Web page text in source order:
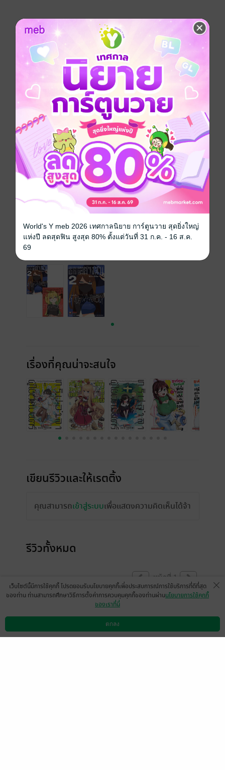
แม่มดอัจฉริยะที่ 1 หมื่นปีจะมี 1 คน กลับหมดสิ้นพลังเวท!?
ถึงเจ็บปวดนิดหน่อยที่ถูกพลังเวททอดทิ้ง แต่นี่เป็นเรื่องราว
กรรมตามสนองแบบบูมเมอแรงเลิฟคอมมิดี้ ของอดีตแม่มด
อัจฉริยะที่ไม่ยอมปล่อยวาง!
การ์ตูนญี่ปุ่น ตลก แม่มด / พ่อมด ความรัก
หนังสือแปล
ซีรีส์ สุดยอดแม่มดอย่างฉัน ดันมานาหมดซะแล้ว!
ประเภทไฟล์
วันที่วางขาย 24 กรกฎาคม 2567
ความยาว 196 หน้า
ราคาปก 140 บาท (ประหยัด 25%)
เล่มอื่นๆ ในซีรีส์
เรื่องที่คุณน่าจะสนใจ
เขียนรีวิวและให้เรตติ้ง
คุณสามารถเข้าสู่ระบบเพื่อแสดงความคิดเห็นได้จ้า
รีวิวทั้งหมด
หน้าที่ 1
เรื่องก็น่ารักมากกกกก ชอบบอ่ะ มีแต่ความ
ดาวน์โหลดแอป วิธีการใช้งาน ติดต่อเรา
เว็บไซต์นี้มีการใช้คุกกี้ โปรดยอมรับนโยบายคุกกี้เพื่อประสบการณ์การใช้บริการที่ดีที่สุด
ของท่าน ท่านสามารถศึกษาวิธีการตั้งค่าการควบคุมคุกกี้ของท่านผ่านนโยบายการใช้คุกกี้
ของเราที่นี่
ตกลง
World's Y meb 2026 เทศกาลนิยาย การ์ตูนวาย สุดยิ่งใหญ่
แห่งปี ลดสุดฟิน สูงสุด 80% ตั้งแต่วันที่ 31 ก.ค. - 16 ส.ค.
69